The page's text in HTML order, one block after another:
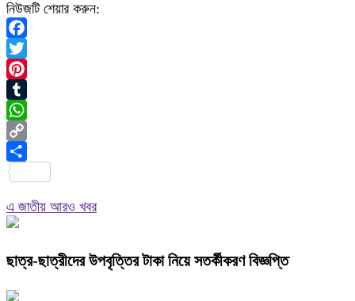
নিউজটি শেয়ার করুন:
Facebook
Twitter
Pinterest
Tumblr
WhatsApp
Copy
Link
এ জাতীয় আরও খবর
ছাত্র-ছাত্রীদের উপবৃত্তির টাকা নিয়ে সতর্কীকরণ বিজ্ঞপ্তি